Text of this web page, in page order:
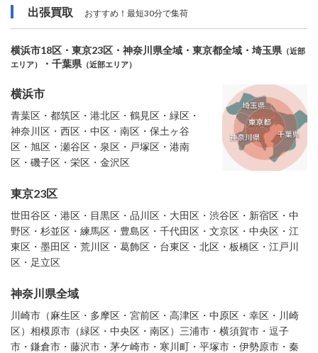
出張買取 おすすめ！最短30分で集荷
横浜市18区・東京23区・神奈川県全域・東京都全域・埼玉県 （近部
エリア）
・千葉県 （近部エリア）
横浜市
青葉区・都筑区・港北区・鶴見区・緑区・
神奈川区・西区・中区・南区・保土ヶ谷
区・旭区・瀬谷区・泉区・戸塚区・港南
区・磯子区・栄区・金沢区
東京23区
世田谷区・港区・目黒区・品川区・大田区・渋谷区・新宿区・中
野区・杉並区・練馬区・豊島区・千代田区・文京区・中央区・江
東区・墨田区・荒川区・葛飾区・台東区・北区・板橋区・江戸川
区・足立区
神奈川県全域
川崎市（麻生区・多摩区・宮前区・高津区・中原区・幸区・川崎
区）相模原市（緑区・中央区・南区）三浦市・横須賀市・逗子
市・鎌倉市・藤沢市・茅ケ崎市・寒川町・平塚市・伊勢原市・秦